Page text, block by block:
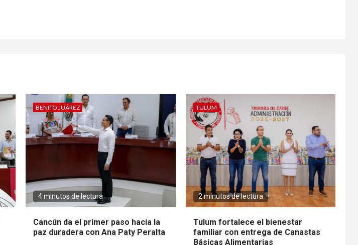
BENITO JUÁREZ
4 minutos de lectura
Cancún da el primer paso hacia la
paz duradera con Ana Paty Peralta
TULUM
2 minutos de lectura
Tulum fortalece el bienestar
familiar con entrega de Canastas
Básicas Alimentarias